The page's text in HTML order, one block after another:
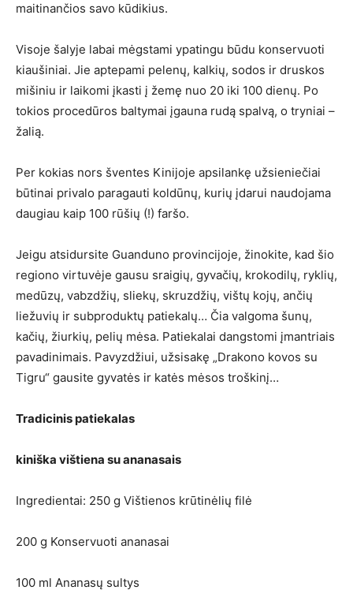
maitinančios savo kūdikius.
Visoje šalyje labai mėgstami ypatingu būdu konservuoti
kiaušiniai. Jie aptepami pelenų, kalkių, sodos ir druskos
mišiniu ir laikomi įkasti į žemę nuo 20 iki 100 dienų. Po
tokios procedūros baltymai įgauna rudą spalvą, o tryniai –
žalią.
Per kokias nors šventes Kinijoje apsilankę užsieniečiai
būtinai privalo paragauti koldūnų, kurių įdarui naudojama
daugiau kaip 100 rūšių (!) faršo.
Jeigu atsidursite Guanduno provincijoje, žinokite, kad šio
regiono virtuvėje gausu sraigių, gyvačių, krokodilų, ryklių,
medūzų, vabzdžių, sliekų, skruzdžių, vištų kojų, ančių
liežuvių ir subproduktų patiekalų… Čia valgoma šunų,
kačių, žiurkių, pelių mėsa. Patiekalai dangstomi įmantriais
pavadinimais. Pavyzdžiui, užsisakę „Drakono kovos su
Tigru“ gausite gyvatės ir katės mėsos troškinį…
Tradicinis patiekalas
kiniška vištiena su ananasais
Ingredientai: 250 g Vištienos krūtinėlių filė
200 g Konservuoti ananasai
100 ml Ananasų sultys